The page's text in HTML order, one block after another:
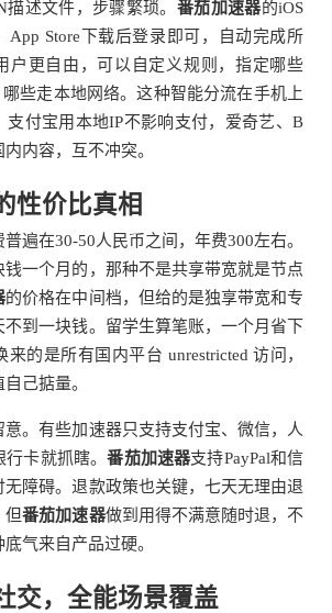
述文件，步骤繁琐。 番茄加速器的iOS
App Store下载后登录即可，自动完成所
户更自由，可以自定义规则，指定哪些
些走本地网络。这种智能分流在手机上
支付宝用本地IP不影响支付，爱奇艺、B
内容，互不冲突。
性价比真相
普遍在30-50人民币之间，年费300左右。
钱一个月的，那种不是共享带宽就是节点
的价格在中间档，但给的是独享带宽和专
不到一块钱。留学生算笔账，一个月省下
的是所有国内平台 unrestricted 访问，
己掂量。
。有些加速器只支持支付宝、微信，人
行卡就抓瞎。番茄加速器支持PayPal和信
无障碍。退款政策也关键，七天无理由退
但番茄加速器做到用得不满意随时退，不
气来自产品过硬。
交，全能场景覆盖